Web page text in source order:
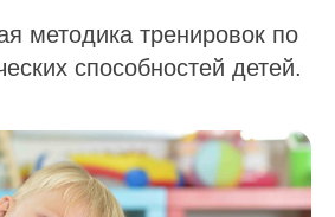
методика тренировок по
способностей детей.